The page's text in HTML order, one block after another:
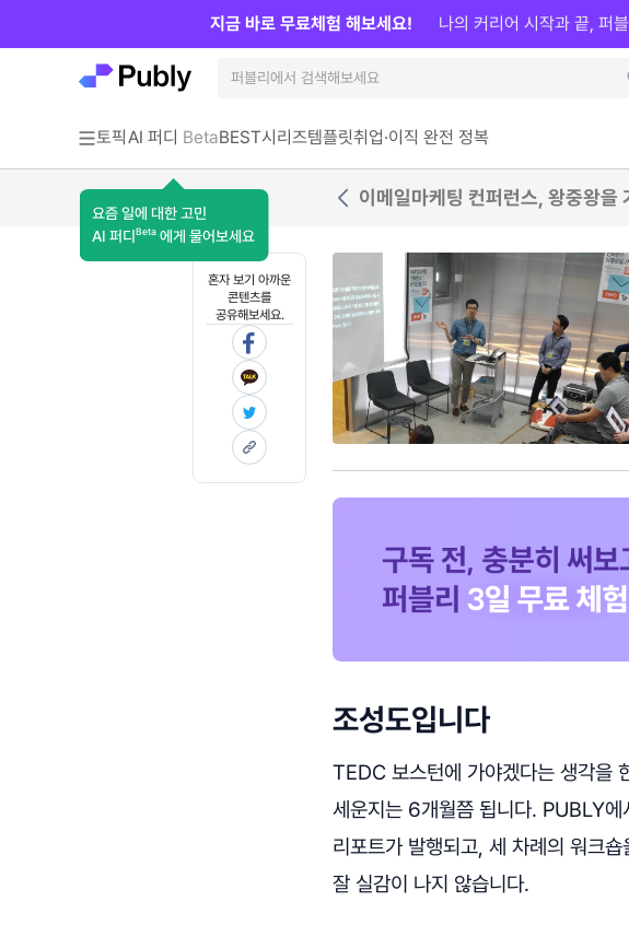
토픽AI 퍼디 Beta
요즘 일에 대한 고민
AI 퍼디 Beta 에게 물어보세요
BEST시리즈템플릿취업·이직 완전 정복
지금 바로 무료체험 해보세요! 나의 커리어 시작과 끝, 퍼
이메일마케팅 컨퍼런스, 왕중왕
혼자 보기 아까운
콘텐츠를
공유해보세요.
조성도입니다
TEDC 보스턴에 가야겠다는 생각을
세운지는 6개월쯤 됩니다. PUBLY에
리포트가 발행되고, 세 차례의 워크
잘 실감이 나지 않습니다.